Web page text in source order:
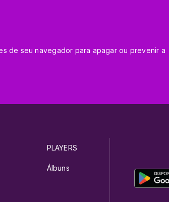
de seu navegador para apagar ou prevenir a
PLAYERS
Álbuns